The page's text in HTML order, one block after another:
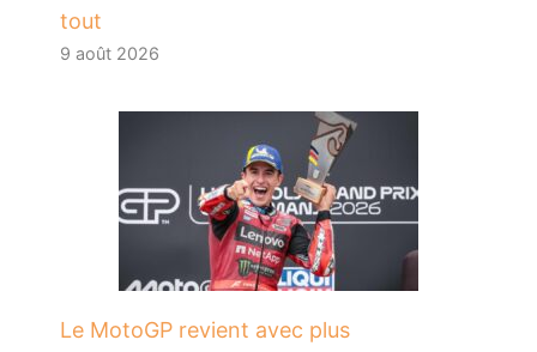
tout
9 août 2026
Le MotoGP revient avec plus